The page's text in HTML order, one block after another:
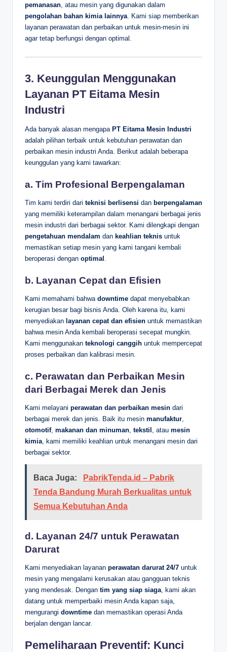
pemanasan , atau mesin yang digunakan dalam
pengolahan bahan kimia lainnya . Kami siap memberikan
layanan perawatan dan perbaikan untuk mesin-mesin ini
agar tetap berfungsi dengan optimal.
3. Keunggulan Menggunakan
Layanan PT Eitama Mesin
Industri
Ada banyak alasan mengapa PT Eitama Mesin Industri
adalah pilihan terbaik untuk kebutuhan perawatan dan
perbaikan mesin industri Anda. Berikut adalah beberapa
keunggulan yang kami tawarkan:
a. Tim Profesional Berpengalaman
Tim kami terdiri dari teknisi berlisensi dan berpengalaman
yang memiliki keterampilan dalam menangani berbagai jenis
mesin industri dari berbagai sektor. Kami dilengkapi dengan
pengetahuan mendalam dan keahlian teknis untuk
memastikan setiap mesin yang kami tangani kembali
beroperasi dengan optimal .
b. Layanan Cepat dan Efisien
Kami memahami bahwa downtime dapat menyebabkan
kerugian besar bagi bisnis Anda. Oleh karena itu, kami
menyediakan layanan cepat dan efisien untuk memastikan
bahwa mesin Anda kembali beroperasi secepat mungkin.
Kami menggunakan teknologi canggih untuk mempercepat
proses perbaikan dan kalibrasi mesin.
c. Perawatan dan Perbaikan Mesin
dari Berbagai Merek dan Jenis
Kami melayani perawatan dan perbaikan mesin dari
berbagai merek dan jenis. Baik itu mesin manufaktur,
otomotif, makanan dan minuman, tekstil , atau mesin
kimia, kami memiliki keahlian untuk menangani mesin dari
berbagai sektor.
Baca Juga:
PabrikTenda.id – Pabrik
Tenda Bandung Murah Berkualitas untuk
Semua Kebutuhan Anda
d. Layanan 24/7 untuk Perawatan
Darurat
Kami menyediakan layanan perawatan darurat 24/7 untuk
mesin yang mengalami kerusakan atau gangguan teknis
yang mendesak. Dengan tim yang siap siaga, kami akan
datang untuk memperbaiki mesin Anda kapan saja,
mengurangi downtime dan memastikan operasi Anda
berjalan dengan lancar.
Pemeliharaan Preventif: Kunci